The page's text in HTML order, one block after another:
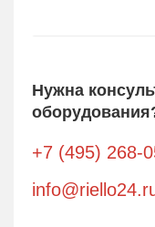
Нужна
+7 (495) 268-